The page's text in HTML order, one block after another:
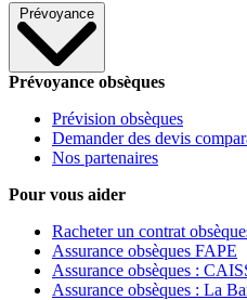
Prévoyance
Prévoyance obsèques
Prévision obsèques
Demander des devis
Nos partenaires
Pour vous aider
Racheter un contrat
Assurance obsèques FAPE
Assurance obsèques :
Assurance obsèques : La